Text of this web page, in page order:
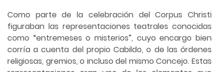
Como parte de la celebración del Corpus Christi
figuraban las representaciones teatrales conocidas
como “entremeses o misterios”, cuyo encargo bien
corría a cuenta del propio Cabildo, o de las órdenes
religiosas, gremios, o incluso del mismo Concejo. Estas